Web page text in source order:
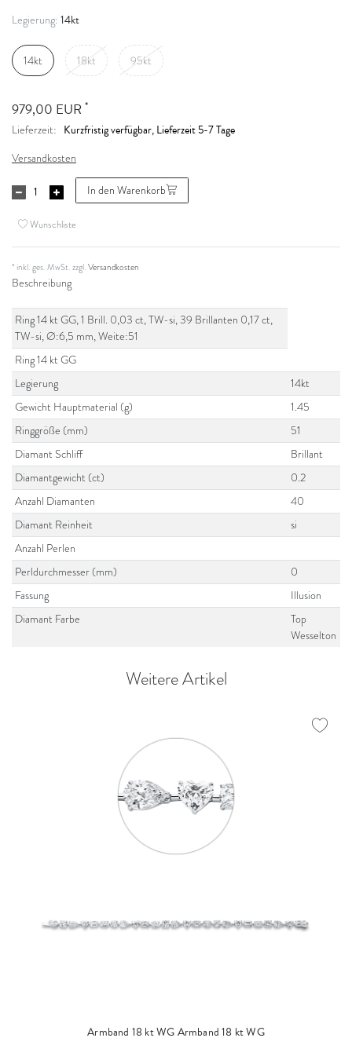
Legierung: 14kt
14kt 18kt 95kt
979,00 EUR *
Lieferzeit: Kurzfristig verfügbar, Lieferzeit 5-7 Tage
Versandkosten
In den Warenkorb
Wunschliste
* inkl. ges. MwSt. zzgl.Versandkosten
Beschreibung
Ring 14 kt GG, 1 Brill. 0,03 ct, TW-si, 39 Brillanten 0,17 ct,
TW-si, Ø:6,5 mm, Weite:51
Ring 14 kt GG
Legierung
14kt
Gewicht Hauptmaterial (g)
1.45
Ringgröße (mm)
51
Diamant Schliff
Brillant
Diamantgewicht (ct)
0.2
Anzahl Diamanten
40
Diamant Reinheit
si
Anzahl Perlen
Perldurchmesser (mm)
0
Fassung
Illusion
Diamant Farbe
Top
Wesselton
Weitere Artikel
Armband 18 kt WGArmband 18 kt WG